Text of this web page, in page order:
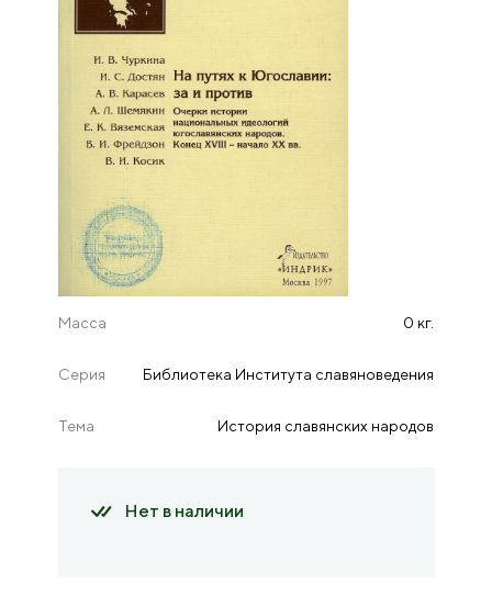
Масса 0 кг.
Серия Библиотека Института славяноведения
Тема История славянских народов
Нет в наличии